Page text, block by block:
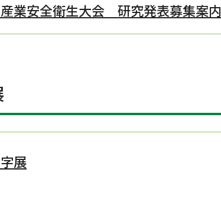
業安全衛生大会 研究発表募集案内
展